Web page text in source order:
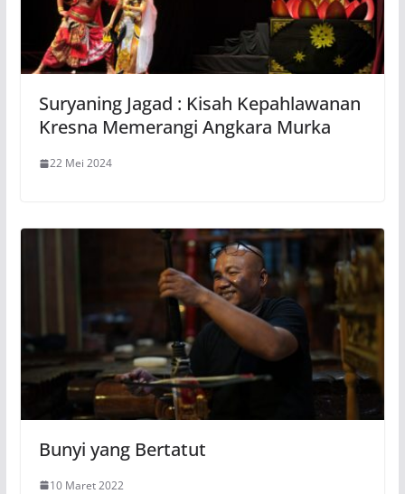
Suryaning Jagad : Kisah Kepahlawanan
Kresna Memerangi Angkara Murka
22 Mei 2024
Bunyi yang Bertatut
10 Maret 2022